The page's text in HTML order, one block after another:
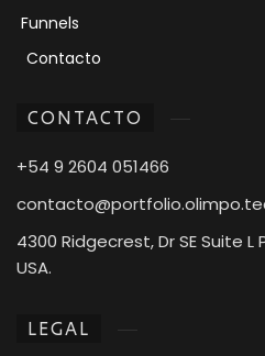
Funnels
Contacto
CONTACTO
+54 9 2604 051466
4300 Ridgecrest, Dr SE Suite L
USA.
LEGAL